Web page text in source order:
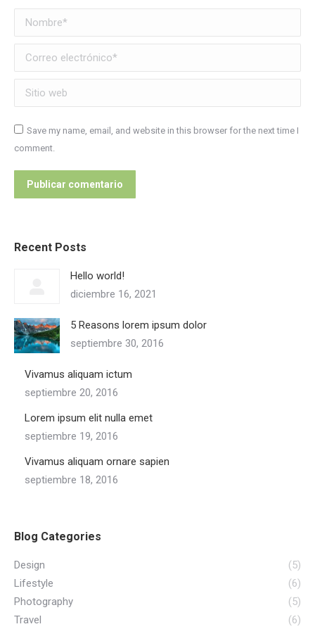
Nombre *
Correo electrónico *
Sitio web
Save my name, email, and website in this browser for the next time I
comment.
Publicar comentario
Recent Posts
Hello world!
diciembre 16, 2021
5 Reasons lorem ipsum dolor
septiembre 30, 2016
Vivamus aliquam ictum
septiembre 20, 2016
Lorem ipsum elit nulla emet
septiembre 19, 2016
Vivamus aliquam ornare sapien
septiembre 18, 2016
Blog Categories
Design
(5)
Lifestyle
(6)
Photography
(5)
Travel
(6)